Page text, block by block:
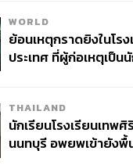
WORLD
ย้อนเหตุกราดยิงในโร
ประเทศ ที่ผู้ก่อเหตุเป็น
THAILAND
นักเรียนโรงเรียนเทพศิ
นนทบุรี อพยพเข้ายัง